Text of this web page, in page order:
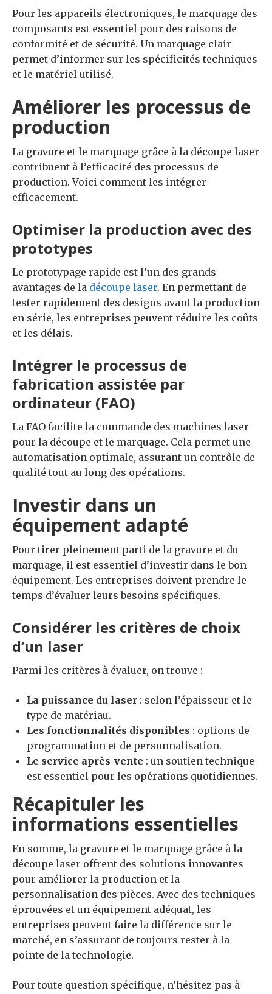
Pour les appareils électroniques, le marquage des
composants est essentiel pour des raisons de
conformité et de sécurité. Un marquage clair
permet d’informer sur les spécificités techniques
et le matériel utilisé.
Améliorer les processus de
production
La gravure et le marquage grâce à la découpe laser
contribuent à l’efficacité des processus de
production. Voici comment les intégrer
efficacement.
Optimiser la production avec des
prototypes
Le prototypage rapide est l’un des grands
avantages de la découpe laser. En permettant de
tester rapidement des designs avant la production
en série, les entreprises peuvent réduire les coûts
et les délais.
Intégrer le processus de
fabrication assistée par
ordinateur (FAO)
La FAO facilite la commande des machines laser
pour la découpe et le marquage. Cela permet une
automatisation optimale, assurant un contrôle de
qualité tout au long des opérations.
Investir dans un
équipement adapté
Pour tirer pleinement parti de la gravure et du
marquage, il est essentiel d’investir dans le bon
équipement. Les entreprises doivent prendre le
temps d’évaluer leurs besoins spécifiques.
Considérer les critères de choix
d’un laser
Parmi les critères à évaluer, on trouve :
La puissance du laser : selon l’épaisseur et le
type de matériau.
Les fonctionnalités disponibles : options de
programmation et de personnalisation.
Le service après-vente : un soutien technique
est essentiel pour les opérations quotidiennes.
Récapituler les
informations essentielles
En somme, la gravure et le marquage grâce à la
découpe laser offrent des solutions innovantes
pour améliorer la production et la
personnalisation des pièces. Avec des techniques
éprouvées et un équipement adéquat, les
entreprises peuvent faire la différence sur le
marché, en s’assurant de toujours rester à la
pointe de la technologie.
Pour toute question spécifique, n’hésitez pas à